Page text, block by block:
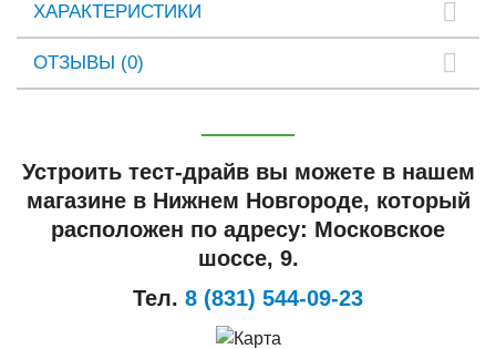
ХАРАКТЕРИСТИКИ
ОТЗЫВЫ (0)
Устроить тест-драйв вы можете в нашем
магазине в Нижнем Новгороде, который
расположен по адресу: Московское
шоссе, 9.
Тел. 8 (831) 544-09-23